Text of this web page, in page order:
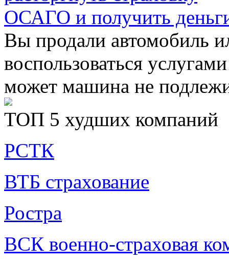
Вы продали автомобиль
воспользоваться
может машина не
ТОП 5 худших компаний
РСТК
ВТБ страхование
Ростра
ВСК военно-страховая